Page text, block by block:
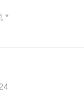
*
MR-K31